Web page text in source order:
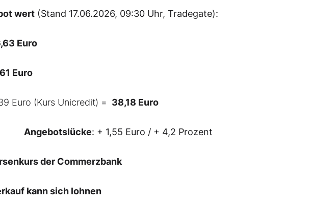
wert (Stand 17.06.2026, 09:30 Uhr, Tradegate):
Euro
Euro
Euro (Kurs Unicredit) = 38,18 Euro
Angebotslücke: + 1,55 Euro / + 4,2 Prozent
der Commerzbank
kann sich lohnen